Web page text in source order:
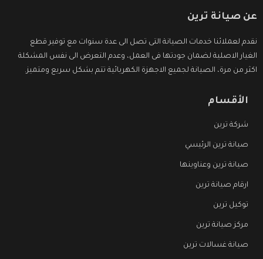
عن صيانة ترين
نقدم لعملائنا خدمات الصيانة التى تصل الى عدة سنوات مع توفير قطع
الغيار الاصلية لضمان جودتها فى العمل، وعدم التعرض الى نفس المشكلة
اكثر من مرة، الصيانة لجميع الاجهزة الكهربائية تتم بشكل سريع ومتميز.
الأقسام
شركة ترين
صيانة ترين الرئيسي
صيانة ترين وعناوينها
ارقام صيانة ترين
توكيل ترين
مركز صيانة ترين
صيانة غسالات ترين